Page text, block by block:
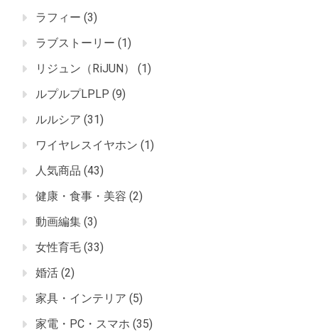
ラフィー (3)
ラブストーリー (1)
リジュン（RiJUN）
(1)
ルプルプLPLP (9)
ルルシア (31)
ワイヤレスイヤホン (1)
人気商品 (43)
健康・食事・美容 (2)
動画編集 (3)
女性育毛 (33)
婚活 (2)
家具・インテリア (5)
家電・PC・スマホ (35)